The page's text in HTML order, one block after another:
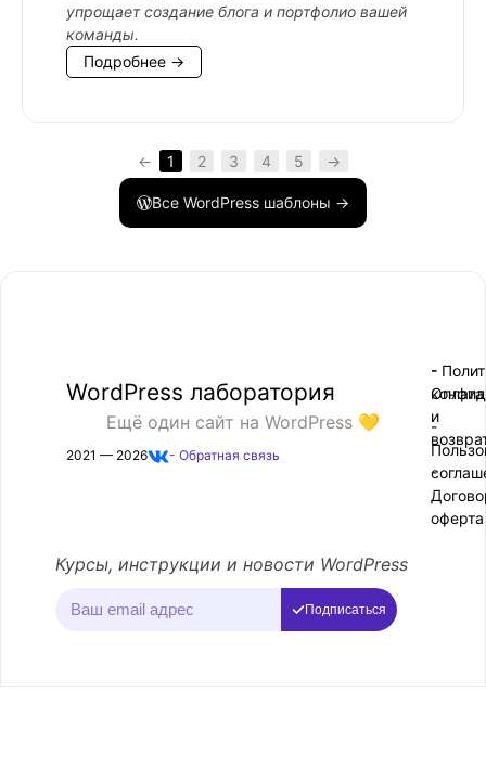
упрощает создание блога и портфолио вашей
команды.
Подробнее →
← 1 2 3 4 5 →
Все WordPress шаблоны →
WordPress лаборатория
Ещё один сайт на WordPress 💛
2021 — 2026 - Обратная связь
-
-
-
Оплата
и
-
оферта
Курсы, инструкции и новости WordPress
Подписаться